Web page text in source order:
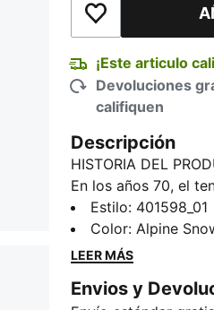
Añadir a la lista
¡Este articulo
Devoluciones
califiquen
Descripción
HISTORIA DEL
En los años 70, el
fue protagonista de
tiempo después, en
emblemática, el GV
las calles, en un
Estilo: 401598_01
Color:Alpine
LEER MÁS
Envios y